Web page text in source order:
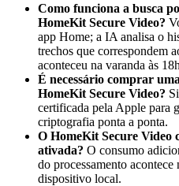
Como funciona a busca
HomeKit Secure Video?
app Home; a IA analisa o
trechos que correspondem
aconteceu na varanda às
É necessário comprar
HomeKit Secure Video?
certificada pela Apple para
criptografia ponta a ponta.
O HomeKit Secure Video
ativada? O consumo
do processamento
dispositivo local.